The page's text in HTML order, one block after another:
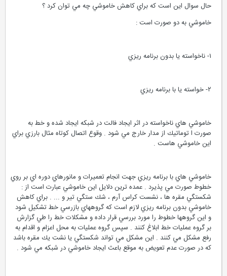
حال سوال اين است كه براي كاهش خاموشي چه مي توان كرد ؟
خاموشي به دو صورت است :
خاموشي هاي ناخواسته در اثر ايجاد فالت در شبكه ايجاد شده و خط به
صورت ا توماتيك از مدار خارج مي شود . وقوع اتصال كوتاه مثال بارزي براي
اين خاموشي هاست .
خاموشي هاي با برنامه ريزي جهت انجام تعميرات و مانورهاي دوره اي بر روي
خطوط صورت مي پذيرد . عمده ترين دلايل اين خاموشي عبارت است از :
شكستگي مقره ها ، نشست كراس آرم ، شك ستگي تير و ... . براي كاهش
خاموشي بدون برنامه ريزي لازم است كه گروههاي بازرسي خط تشكيل شود
و اين گروهها خطوط را مورد بررسي قرار داده و مشكلات خط را طي گزارش
بر گروه عمليات خط ابلاغ كنند . سپس گروه عمليات به محل اعزام و اقدام به
رفع مشكل مي كنند . اين مشكل مي تواند شكستگي يا نشت يك مقره باشد
كه در صورت عدم تعويض به موقع باعث ايجاد خاموشي در شبكه مي شود .